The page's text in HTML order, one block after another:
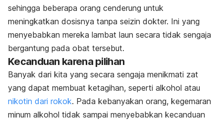
sehingga beberapa orang cenderung untuk
meningkatkan dosisnya tanpa seizin dokter. Ini yang
menyebabkan mereka lambat laun secara tidak sengaja
bergantung pada obat tersebut.
Kecanduan karena pilihan
Banyak dari kita yang secara sengaja menikmati zat
yang dapat membuat ketagihan, seperti alkohol atau
nikotin dari rokok. Pada kebanyakan orang, kegemaran
minum alkohol tidak sampai menyebabkan kecanduan